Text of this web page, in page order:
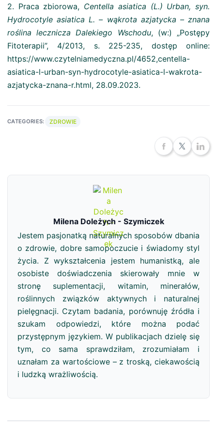
2. Praca zbiorowa, Centella asiatica (L.) Urban, syn.
Hydrocotyle asiatica L. – wąkrota azjatycka – znana
roślina lecznicza Dalekiego Wschodu, (w:) „Postępy
Fitoterapii”, 4/2013, s. 225-235, dostęp online:
https://www.czytelniamedyczna.pl/4652,centella-
asiatica-l-urban-syn-hydrocotyle-asiatica-l-wakrota-
azjatycka-znana-r.html, 28.09.2023.
CATEGORIES: ZDROWIE
Milena Doleżych - Szymiczek
Jestem pasjonatką naturalnych sposobów dbania
o zdrowie, dobre samopoczucie i świadomy styl
życia. Z wykształcenia jestem humanistką, ale
osobiste doświadczenia skierowały mnie w
stronę suplementacji, witamin, minerałów,
roślinnych związków aktywnych i naturalnej
pielęgnacji. Czytam badania, porównuję źródła i
szukam odpowiedzi, które można podać
przystępnym językiem. W publikacjach dzielę się
tym, co sama sprawdziłam, zrozumiałam i
uznałam za wartościowe – z troską, ciekawością
i ludzką wrażliwością.